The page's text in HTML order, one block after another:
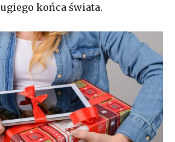
końca świata.